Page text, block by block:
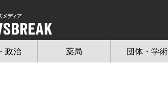
政治 薬局 団体・学術